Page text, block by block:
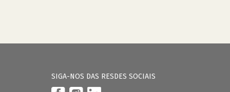
SIGA-NOS DAS RESDES SOCIAIS